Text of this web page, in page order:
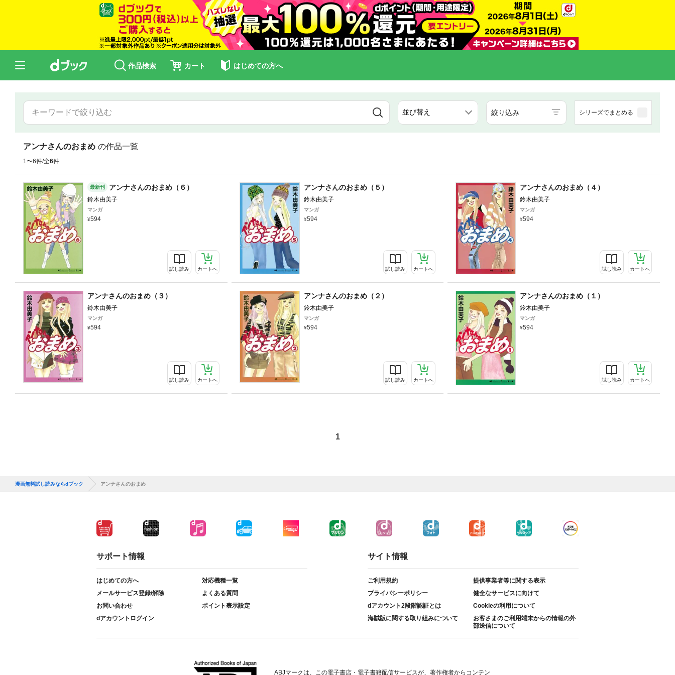
作品検索 カート はじめての方へ
絞り込み シリーズでまとめる
アンナさんのおまめ の作品一覧
1〜6件/全6件
最新刊 アンナさんのおまめ（６）
鈴木由美子
マンガ
594
試し読み カートへ
アンナさんのおまめ（５）
鈴木由美子
マンガ
594
試し読み カートへ
アンナさんのおまめ（４）
鈴木由美子
マンガ
594
試し読み カートへ
アンナさんのおまめ（３）
鈴木由美子
マンガ
594
試し読み カートへ
アンナさんのおまめ（２）
鈴木由美子
マンガ
594
試し読み カートへ
アンナさんのおまめ（１）
鈴木由美子
マンガ
594
試し読み カートへ
1
漫画無料試し読みならdブック アンナさんのおまめ
サポート情報
はじめての方へ
対応機種一覧
メールサービス登録/解除
よくある質問
お問い合わせ
ポイント表示設定
dアカウントログイン
サイト情報
ご利用規約
提供事業者等に関する表示
プライバシーポリシー
健全なサービスに向けて
dアカウント2段階認証とは
Cookieの利用について
海賊版に関する取り組みについて
お客さまのご利用端末からの情報の外
部送信について
ABJマークは、この電子書店・電子書籍配信サービスが、著作権者からコンテン